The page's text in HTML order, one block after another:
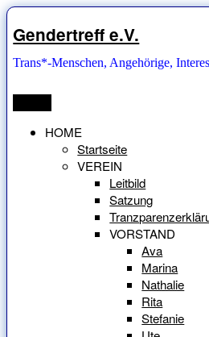
Zum
Inhalt
springen
Gendertreff e.V.
Trans*-Menschen, Angehörige,
HOME
Startseite
VEREIN
Leitbild
Satzung
VORSTAND
Ava
Marina
Nathalie
Rita
Stefanie